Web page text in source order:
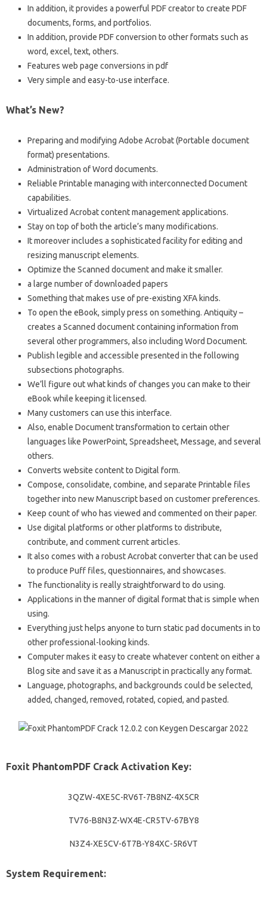
In addition, it provides a powerful PDF creator to create PDF
documents, forms, and portfolios.
In addition, provide PDF conversion to other formats such as
word, excel, text, others.
Features web page conversions in pdf
Very simple and easy-to-use interface.
What’s New?
Preparing and modifying Adobe Acrobat (Portable document
format) presentations.
Administration of Word documents.
Reliable Printable managing with interconnected Document
capabilities.
Virtualized Acrobat content management applications.
Stay on top of both the article’s many modifications.
It moreover includes a sophisticated facility for editing and
resizing manuscript elements.
Optimize the Scanned document and make it smaller.
a large number of downloaded papers
Something that makes use of pre-existing XFA kinds.
To open the eBook, simply press on something. Antiquity –
creates a Scanned document containing information from
several other programmers, also including Word Document.
Publish legible and accessible presented in the following
subsections photographs.
We’ll figure out what kinds of changes you can make to their
eBook while keeping it licensed.
Many customers can use this interface.
Also, enable Document transformation to certain other
languages like PowerPoint, Spreadsheet, Message, and several
others.
Converts website content to Digital form.
Compose, consolidate, combine, and separate Printable files
together into new Manuscript based on customer preferences.
Keep count of who has viewed and commented on their paper.
Use digital platforms or other platforms to distribute,
contribute, and comment current articles.
It also comes with a robust Acrobat converter that can be used
to produce Puff files, questionnaires, and showcases.
The functionality is really straightforward to do using.
Applications in the manner of digital format that is simple when
using.
Everything just helps anyone to turn static pad documents in to
other professional-looking kinds.
Computer makes it easy to create whatever content on either a
Blog site and save it as a Manuscript in practically any format.
Language, photographs, and backgrounds could be selected,
added, changed, removed, rotated, copied, and pasted.
Foxit PhantomPDF Crack Activation Key:
3QZW-4XE5C-RV6T-7B8NZ-4X5CR
TV76-B8N3Z-WX4E-CR5TV-67BY8
N3Z4-XE5CV-6T7B-Y84XC-5R6VT
System Requirement: